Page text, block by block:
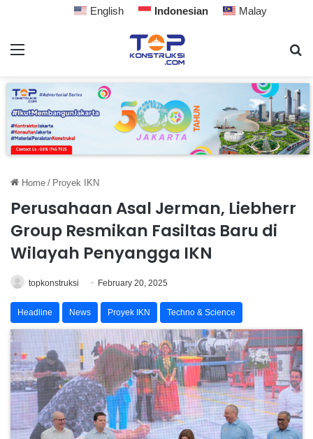
English Indonesian Malay
Home / Proyek IKN
Perusahaan Asal Jerman, Liebherr
Group Resmikan Fasiltas Baru di
Wilayah Penyangga IKN
topkonstruksi February 20, 2025
Headline News Proyek IKN Techno & Science